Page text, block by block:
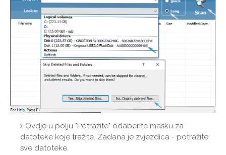
Ovdje u polju "Potražite" odaberite masku za
datoteke koje tražite. Zadana je zvjezdica - potražite
sve datoteke.